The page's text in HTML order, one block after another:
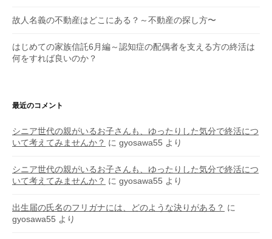
故人名義の不動産はどこにある？～不動産の探し方〜
はじめての家族信託6月編～認知症の配偶者を支える方の終活は
何をすれば良いのか？
最近のコメント
シニア世代の親がいるお子さんも、ゆったりした気分で終活につ
いて考えてみませんか？ に gyosawa55 より
シニア世代の親がいるお子さんも、ゆったりした気分で終活につ
いて考えてみませんか？ に gyosawa55 より
出生届の氏名のフリガナには、どのような決りがある？ に
gyosawa55 より